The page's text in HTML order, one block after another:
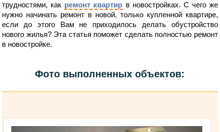
трудностями, как ремонт квартир в новостройках. С чего же
нужно начинать ремонт в новой, только купленной квартире,
если до этого Вам не приходилось делать обустройство
нового жилья? Эта статья поможет сделать полностью ремонт
в новостройке.
Фото выполненных объектов: